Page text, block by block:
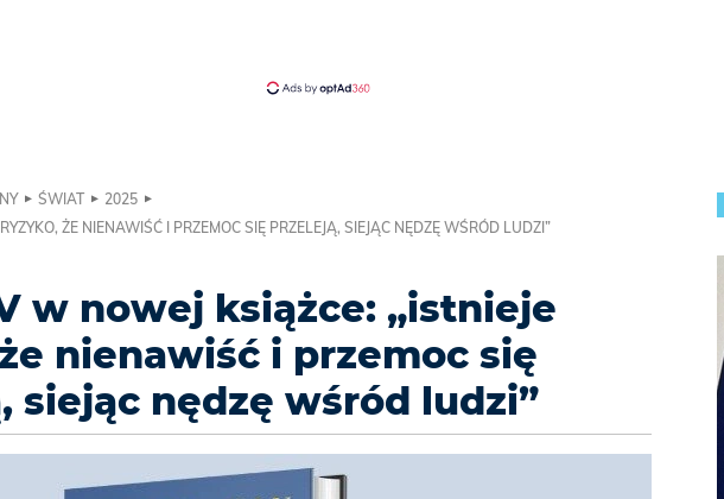
ŚWIAT
2025
ŻE NIENAWIŚĆ I PRZEMOC SIĘ PRZELEJĄ, SIEJĄC NĘDZĘ WŚRÓD LUDZI”
w nowej książce: „istnieje
nienawiść i przemoc się
siejąc nędzę wśród ludzi”